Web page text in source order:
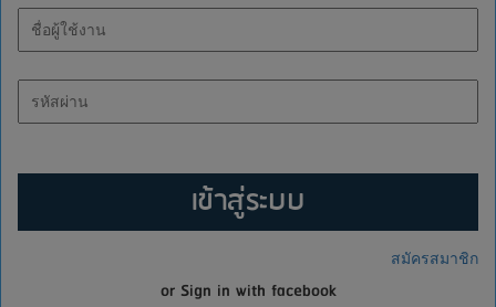
เข้าสู่ระบบ
สมัครสมาชิก
or Sign in with facebook